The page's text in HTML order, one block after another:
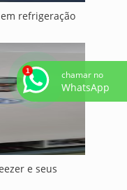
refrigeração
e seus
chamar no
WhatsApp